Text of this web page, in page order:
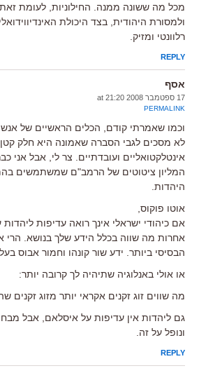
מכל מה ששונה ממנה. החילוניות, לעומת
ולמסורת היהודית, בצד היכולת
רלוונטי ומזיק.
REPLY
אסף
17 ספטמבר 2008 at 21:20
PERMALINK
וכמו שאמרתי קודם, הכלים הראשיים של
לא מסכים לגבי הסברה שאמונה היא חלק
אינטלקטואליים ועובדתיים. צר לי, אבל אני
המליון ציטוטים של הרמב"ם שמשתמשים
היהדות.
אוטו פוקוס,
אם כיהודי ישראלי אינך רואה עדיפות
אחרות מה שווה בכלל הידע שלך בנושא.
הבסיסי ביותר. ידע שור קונהו וחמור אבוס
או אולי באנלוגיה שתיהיה לך קרובה יותר:
מה שווים זוג זקנים אקראי יותר מזוג זקנים
גם ליהדות אין עדיפות על איסלאם, אבל
ונופל על זה.
REPLY